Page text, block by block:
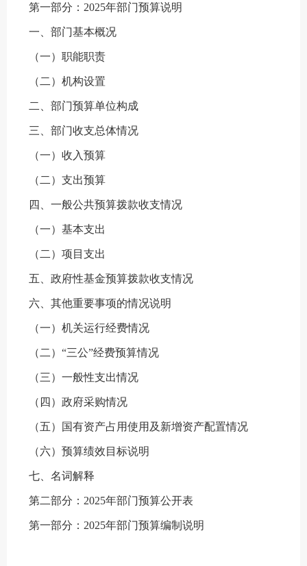
第一部分：2025年部门预算说明
一、部门基本概况
（一）职能职责
（二）机构设置
二、部门预算单位构成
三、部门收支总体情况
（一）收入预算
（二）支出预算
四、一般公共预算拨款收支情况
（一）基本支出
（二）项目支出
五、政府性基金预算拨款收支情况
六、其他重要事项的情况说明
（一）机关运行经费情况
（二）“三公”经费预算情况
（三）一般性支出情况
（四）政府采购情况
（五）国有资产占用使用及新增资产配置情况
（六）预算绩效目标说明
七、名词解释
第二部分：2025年部门预算公开表
第一部分：2025年部门预算编制说明